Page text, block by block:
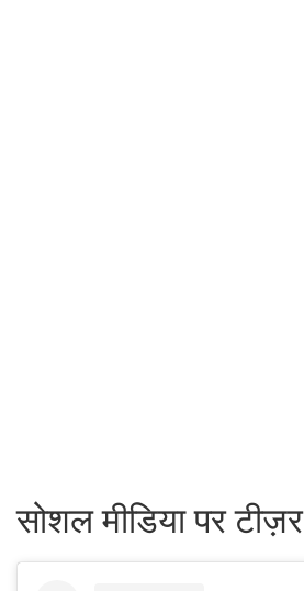
सोशल मीडिया पर टीज़र